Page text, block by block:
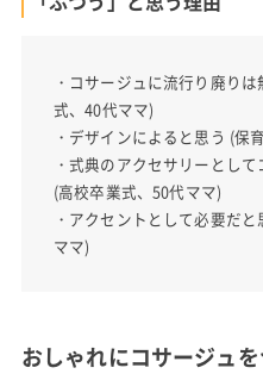
・コサージュに流行り廃り
式、40代ママ)
・デザインによると思う (保
・式典のアクセサリーとして
(高校卒業式、50代ママ)
・アクセントとして必要だ
ママ)
おしゃれにコサージュ